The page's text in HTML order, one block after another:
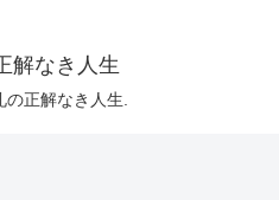
解なき人生
正解なき人生.